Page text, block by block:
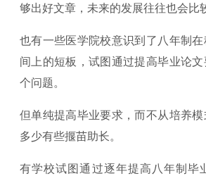
够出好文章，未来的发展往往也会比
也有一些医学院校意识到了八年制
间上的短板，试图通过提高毕业论
个问题。
但单纯提高毕业要求，而不从培养模
多少有些揠苗助长。
有学校试图通过逐年提高八年制毕